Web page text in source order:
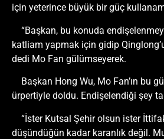
için yeterince büyük bir güç
“Başkan, bu konuda
katliam yapmak için gidip
dedi Mo Fan gülümseyerek.
Başkan Hong Wu, Mo Fan’ın bu
ürpertiyle doldu. Endişelendiği şey
“İster Kutsal Şehir olsun ister
düşündüğün kadar karanlık değil.